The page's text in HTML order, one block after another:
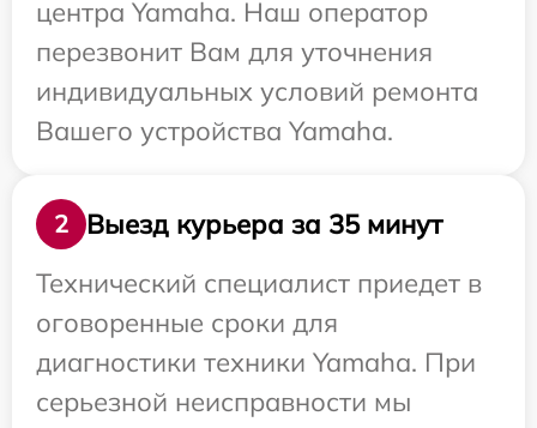
центра Yamaha. Наш оператор
перезвонит Вам для уточнения
индивидуальных условий ремонта
Вашего устройства Yamaha.
2
Выезд курьера за 35 минут
Технический специалист приедет в
оговоренные сроки для
диагностики техники Yamaha. При
серьезной неисправности мы